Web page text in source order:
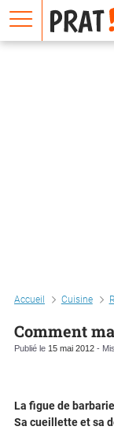
Accueil Cuisine
Comment
Publié le 15 mai 2012 -
La figue de
Sa cueillette et sa
E
m
a